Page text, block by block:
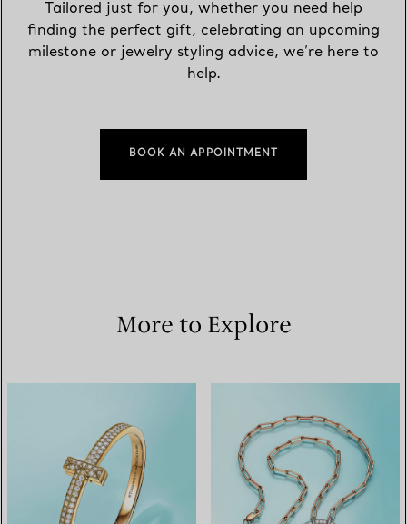
Tailored just for you, whether you need help
finding the perfect gift, celebrating an upcoming
milestone or jewelry styling advice, we’re here to
help.
BOOK AN APPOINTMENT
More to Explore